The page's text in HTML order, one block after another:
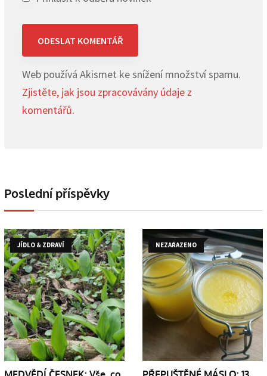
Web používá Akismet ke snížení množství spamu.
Zjistěte, jak jsou zpracovávány údaje z
komentářů.
Poslední příspěvky
JÍDLO & ZDRAVÍ NEZAŘAZENO